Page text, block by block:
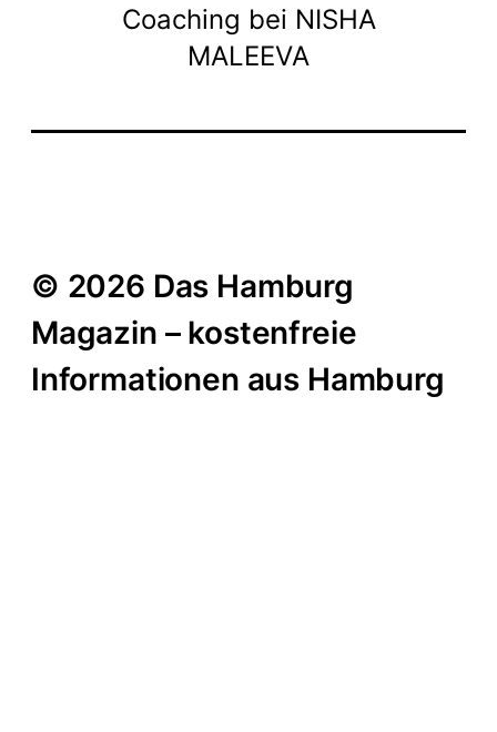
Coaching bei NISHA
MALEEVA
© 2026 Das Hamburg
Magazin – kostenfreie
Informationen aus Hamburg